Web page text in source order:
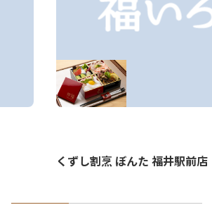
くずし割烹 ぼんた 福井駅前店